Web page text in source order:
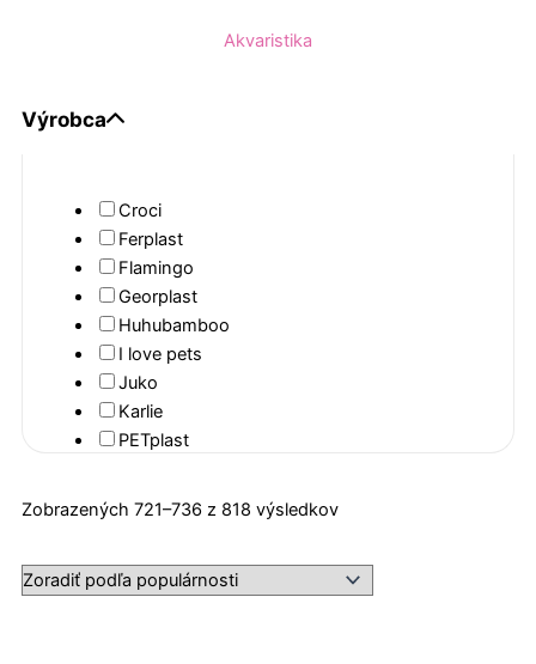
Akvaristika
Výrobca
Croci
Ferplast
Flamingo
Georplast
Huhubamboo
I love pets
Juko
Karlie
PETplast
Stefanplast
Zobrazených 721–736 z 818 výsledkov